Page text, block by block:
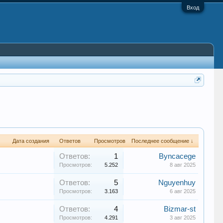
Вход
Дата создания Ответов Просмотров Последнее сообщение ↓
Ответов: 1
Просмотров: 5.252
Byncacege
8 авг 2025
Ответов: 5
Просмотров: 3.163
Nguyenhuy
6 авг 2025
Ответов: 4
Просмотров: 4.291
Bizmar-st
3 авг 2025